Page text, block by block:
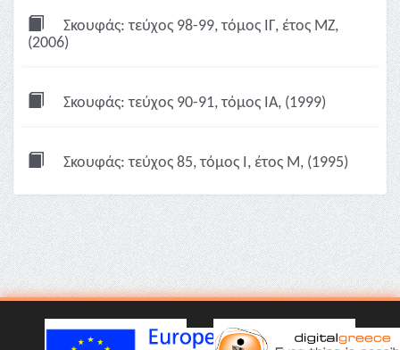
Σκουφάς: τεύχος 98-99, τόμος ΙΓ, έτος ΜΖ,
(2006)
Σκουφάς: τεύχος 90-91, τόμος ΙΑ, (1999)
Σκουφάς: τεύχος 85, τόμος Ι, έτος Μ, (1995)